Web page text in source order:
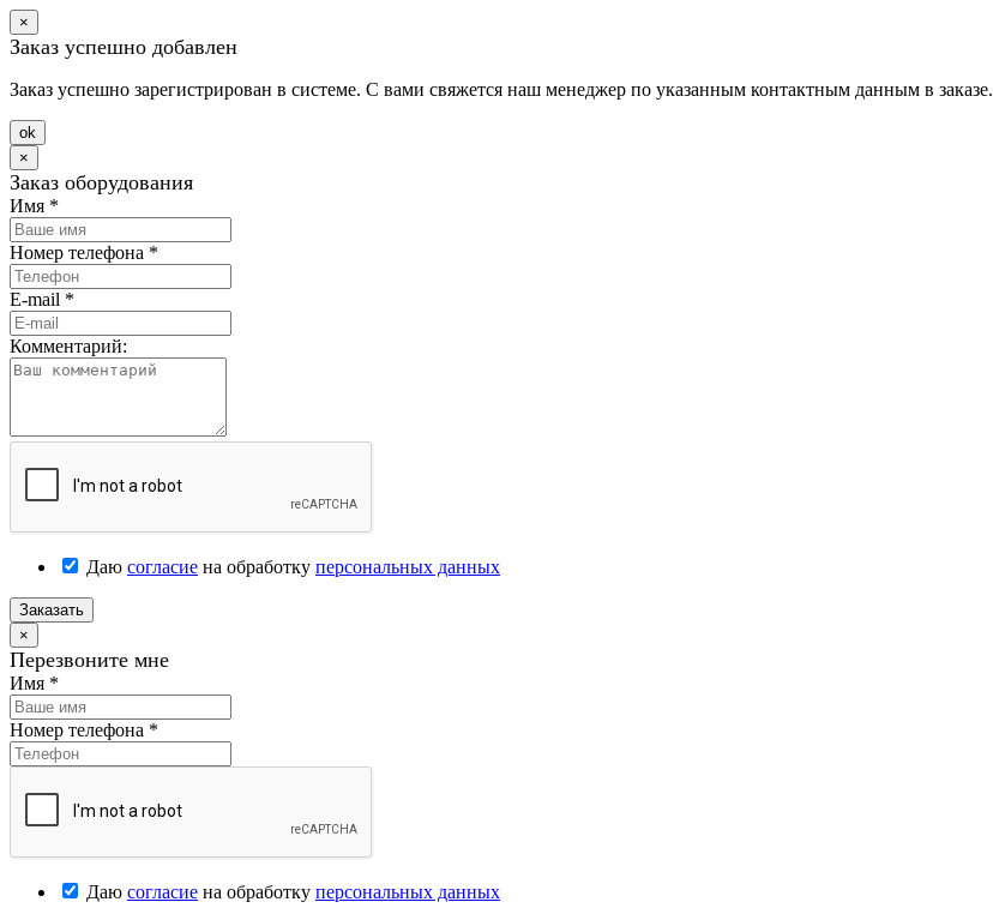
×
Заказ успешно добавлен
Заказ успешно зарегистрирован в системе. С вами свяжется наш менеджер по указанным контактным данным в заказе.
оk
×
Заказ оборудования
Имя *
Номер телефона *
E-mail *
Комментарий:
Даю согласие на обработку персональных данных
Заказать
×
Перезвоните мне
Имя *
Номер телефона *
Даю согласие на обработку персональных данных